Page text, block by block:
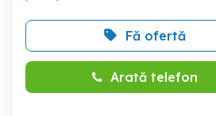
Fă ofertă
Arată telefon